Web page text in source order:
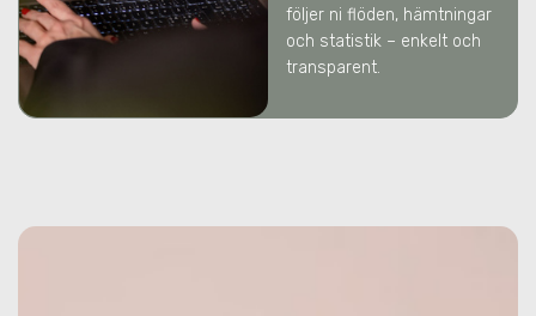
följer ni flöden, hämtningar
och statistik – enkelt och
transparent.